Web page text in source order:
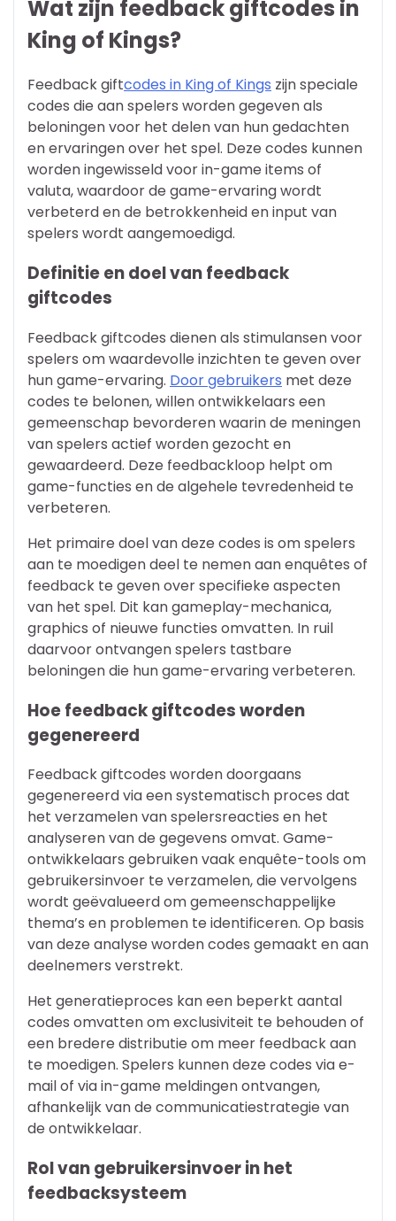
Wat zijn feedback giftcodes in
King of Kings?
Feedback giftcodes in King of Kings zijn speciale
codes die aan spelers worden gegeven als
beloningen voor het delen van hun gedachten
en ervaringen over het spel. Deze codes kunnen
worden ingewisseld voor in-game items of
valuta, waardoor de game-ervaring wordt
verbeterd en de betrokkenheid en input van
spelers wordt aangemoedigd.
Definitie en doel van feedback
giftcodes
Feedback giftcodes dienen als stimulansen voor
spelers om waardevolle inzichten te geven over
hun game-ervaring. Door gebruikers met deze
codes te belonen, willen ontwikkelaars een
gemeenschap bevorderen waarin de meningen
van spelers actief worden gezocht en
gewaardeerd. Deze feedbackloop helpt om
game-functies en de algehele tevredenheid te
verbeteren.
Het primaire doel van deze codes is om spelers
aan te moedigen deel te nemen aan enquêtes of
feedback te geven over specifieke aspecten
van het spel. Dit kan gameplay-mechanica,
graphics of nieuwe functies omvatten. In ruil
daarvoor ontvangen spelers tastbare
beloningen die hun game-ervaring verbeteren.
Hoe feedback giftcodes worden
gegenereerd
Feedback giftcodes worden doorgaans
gegenereerd via een systematisch proces dat
het verzamelen van spelersreacties en het
analyseren van de gegevens omvat. Game-
ontwikkelaars gebruiken vaak enquête-tools om
gebruikersinvoer te verzamelen, die vervolgens
wordt geëvalueerd om gemeenschappelijke
thema’s en problemen te identificeren. Op basis
van deze analyse worden codes gemaakt en aan
deelnemers verstrekt.
Het generatieproces kan een beperkt aantal
codes omvatten om exclusiviteit te behouden of
een bredere distributie om meer feedback aan
te moedigen. Spelers kunnen deze codes via e-
mail of via in-game meldingen ontvangen,
afhankelijk van de communicatiestrategie van
de ontwikkelaar.
Rol van gebruikersinvoer in het
feedbacksysteem